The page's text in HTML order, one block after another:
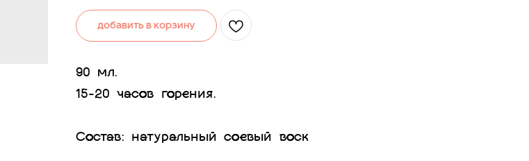
Добавить в корзину
90 мл.
15-20 часов горения.
Состав: натуральный соевый воск